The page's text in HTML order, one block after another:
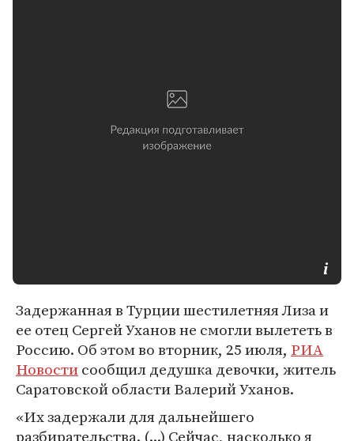
Задержанная в Турции шестилетняя Лиза и
ее отец Сергей Уханов не смогли вылететь в
Россию. Об этом во вторник, 25 июля, РИА
Новостисообщил дедушка девочки, житель
Саратовской области Валерий Уханов.
«Их задержали для дальнейшего
разбирательства. (...) Сейчас, насколько я